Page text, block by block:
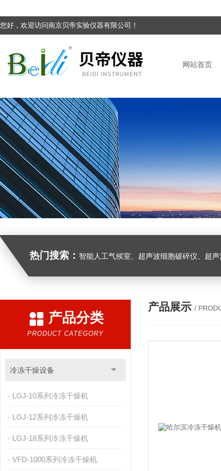
您好，欢迎访问南京贝帝实验仪器有限公司！
网站首页
热门搜索： 智能人工气候室、超声波细胞破碎仪、超
产品分类
PRODUCT CATEGORY
冷冻干燥设备
LGJ-10系列冷冻干燥机
LGJ-12系列冷冻干燥机
LGJ-18系列冷冻干燥机
VFD-1000系列冷冻干燥机
产品展示 /